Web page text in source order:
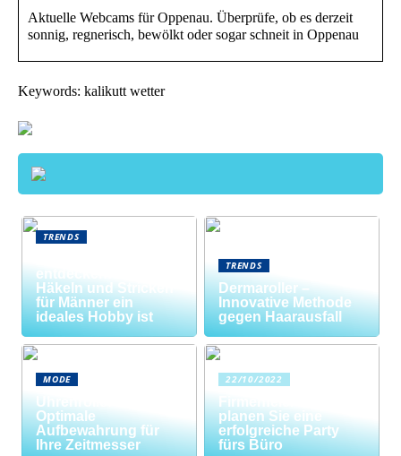
Aktuelle Webcams für Oppenau. Überprüfe, ob es derzeit
sonnig, regnerisch, bewölkt oder sogar schneit in Oppenau
Keywords: kalikutt wetter
TRENDS
entdecken: Warum
Häkeln und Stricken
für Männer ein
ideales Hobby ist
TRENDS
Dermaroller –
Innovative Methode
gegen Haarausfall
MODE
Uhrenrolle: Die
Optimale
Aufbewahrung für
Ihre Zeitmesser
22/10/2022
Firmenfeier? So
planen Sie eine
erfolgreiche Party
fürs Büro